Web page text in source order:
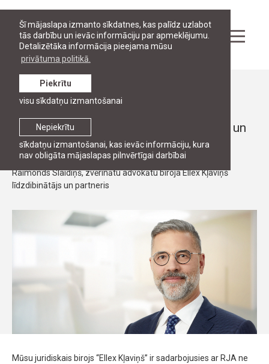
Šī mājaslapa izmanto sīkdatnes, kas palīdz uzlabot
tās darbību un ievāc informāciju par apmeklējumu.
Detalizētāka informācija pieejama mūsu
privātuma politikā.
Nepiekrītu
sīkdatņu izmantošanai, kas ievāc informāciju, kura
nav obligāta mājaslapas pilnvērtīgai darbībai
Piekrītu
visu sīkdatņu izmantošanai
Stāsti
DARBA DEVĒJI
"RJA ir daļa no mūsu uzņēmuma stāsta un
mūsu kultūras"
Raimonds Slaidiņš, zvērinātu advokātu biroja Ellex Kļaviņš
līdzdibinātājs un partneris
Mūsu juridiskais birojs “Ellex Kļaviņš” ir sadarbojusies ar RJA ne